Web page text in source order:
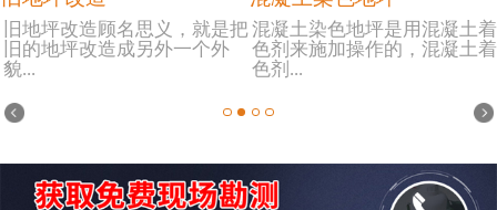
旧地坪改造顾名思义，就是把
旧的地坪改造成另外一个外
貌...
混凝土染色地坪是用混凝土着
色剂来施加操作的，混凝土着
色剂...